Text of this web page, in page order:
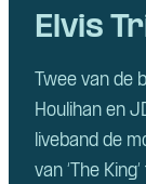
Elvis
Twee van
Houlihan en
liveband de
van ‘The